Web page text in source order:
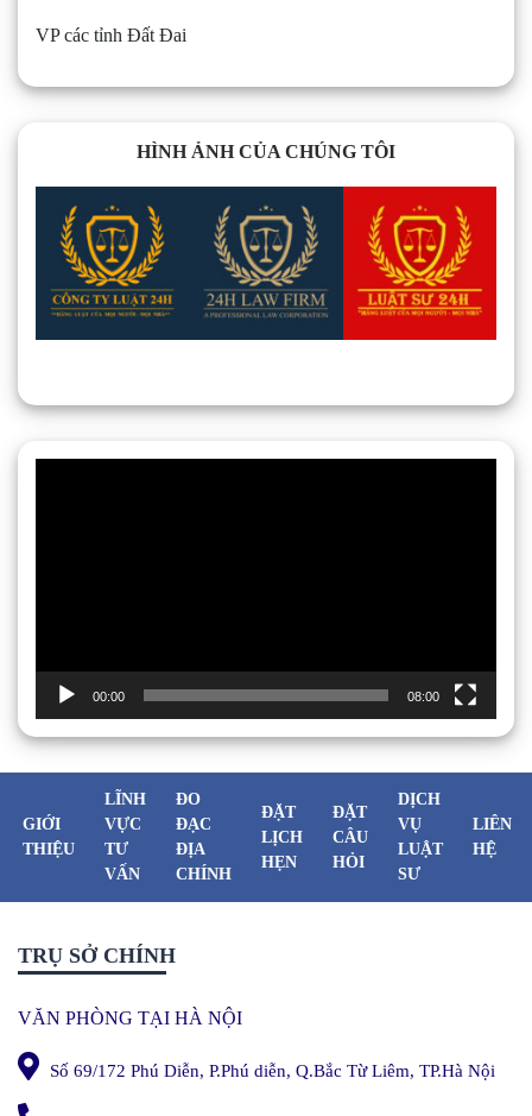
VP các tỉnh Đất Đai
HÌNH ẢNH CỦA CHÚNG TÔI
00:00 08:00
GIỚI
THIỆU
LĨNH
VỰC
TƯ
VẤN
ĐO
ĐẠC
ĐỊA
CHÍNH
ĐẶT
LỊCH
HẸN
ĐẶT
CÂU
HỎI
DỊCH
VỤ
LUẬT
SƯ
LIÊN
HỆ
TRỤ SỞ CHÍNH
VĂN PHÒNG TẠI HÀ NỘI
Số 69/172 Phú Diễn, P.Phú diễn, Q.Bắc Từ Liêm, TP.Hà Nội